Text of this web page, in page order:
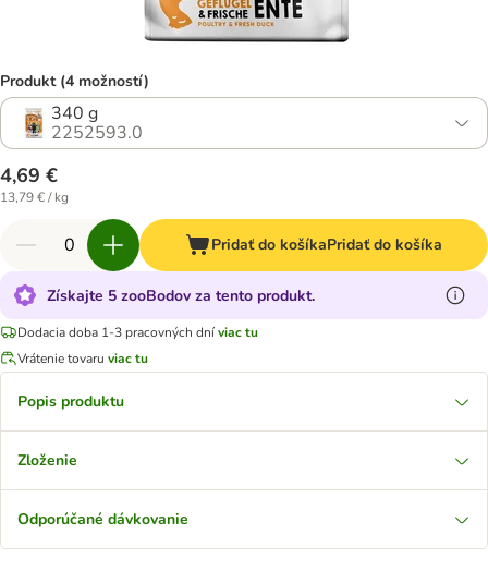
Produkt (4 možností)
340 g
2252593.0
4,69 €
13,79 € / kg
Pridať do košíkaPridať do košíka
Získajte 5 zooBodov za tento produkt.
Dodacia doba 1-3 pracovných dníviac tu
Vrátenie tovaru viac tu
Popis produktu
Zloženie
Odporúčané dávkovanie